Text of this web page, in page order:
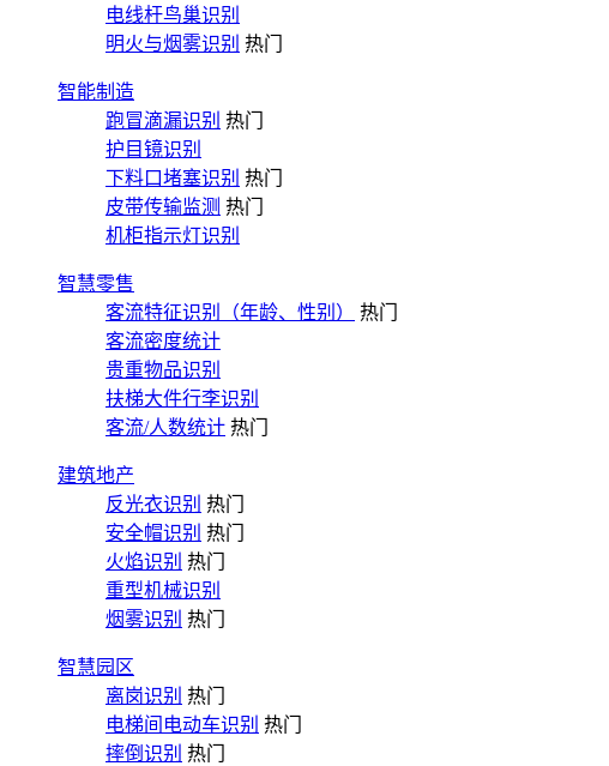
电线杆鸟巢识别
明火与烟雾识别 热门
智能制造
跑冒滴漏识别 热门
护目镜识别
下料口堵塞识别 热门
皮带传输监测 热门
机柜指示灯识别
智慧零售
客流特征识别（年龄、性别）
热门
客流密度统计
贵重物品识别
扶梯大件行李识别
客流/人数统计 热门
建筑地产
反光衣识别 热门
安全帽识别 热门
火焰识别 热门
重型机械识别
烟雾识别 热门
智慧园区
离岗识别 热门
电梯间电动车识别 热门
摔倒识别 热门